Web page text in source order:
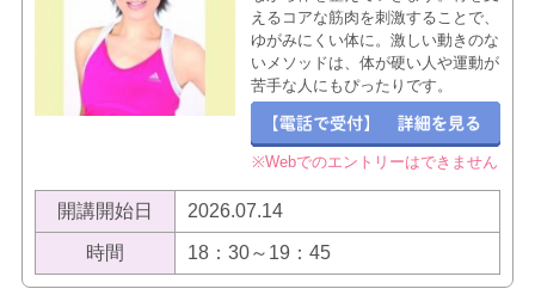
えるコアな筋肉を刺激することで、
ゆがみにくい体に。激しい動きのな
いメソッドは、体が硬い人や運動が
苦手な人にもぴったりです。
※Webでのエントリーはできません
開講開始日 2026.07.14
時間 18：30～19：45